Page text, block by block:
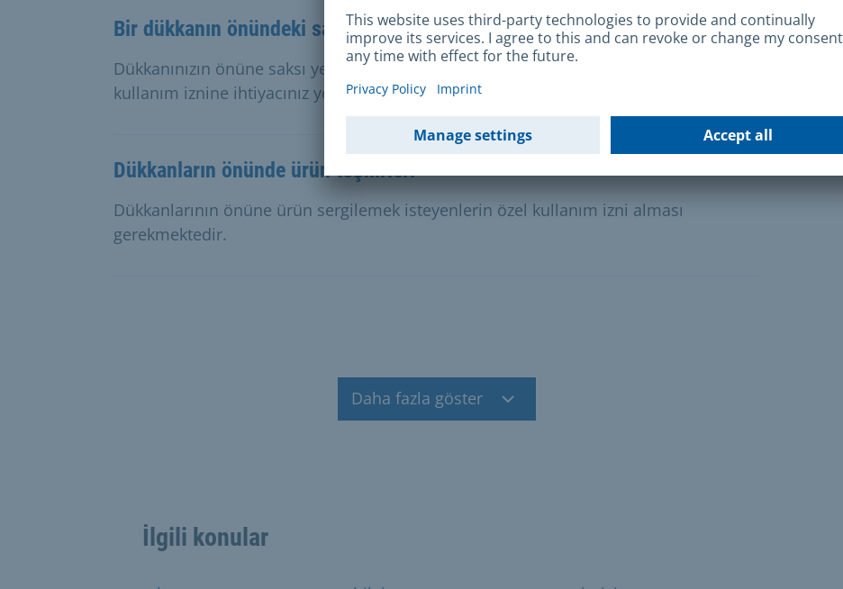
Bir dükkanın önündeki saksı
Dükkanınızın önüne saksı yerleştirmek istiyorsanız, belirli koşullar altında özel
kullanım iznine ihtiyacınız yoktur. Tüm bilgileri burada bulabilirsiniz.
Dükkanların önünde ürün teşhirleri
Dükkanlarının önüne ürün sergilemek isteyenlerin özel kullanım izni alması
gerekmektedir.
Daha fazla göster
İlgili konular